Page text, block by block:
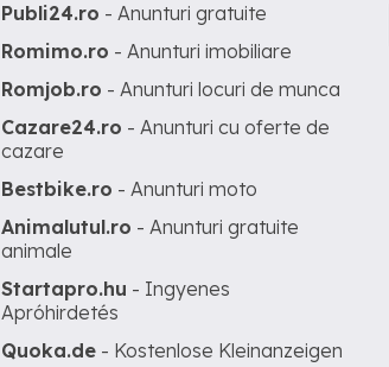
Publi24.ro - Anunturi gratuite
Romimo.ro - Anunturi imobiliare
Romjob.ro - Anunturi locuri de munca
Cazare24.ro - Anunturi cu oferte de
cazare
Bestbike.ro - Anunturi moto
Animalutul.ro - Anunturi gratuite
animale
Startapro.hu - Ingyenes
Apróhirdetés
Quoka.de - Kostenlose Kleinanzeigen